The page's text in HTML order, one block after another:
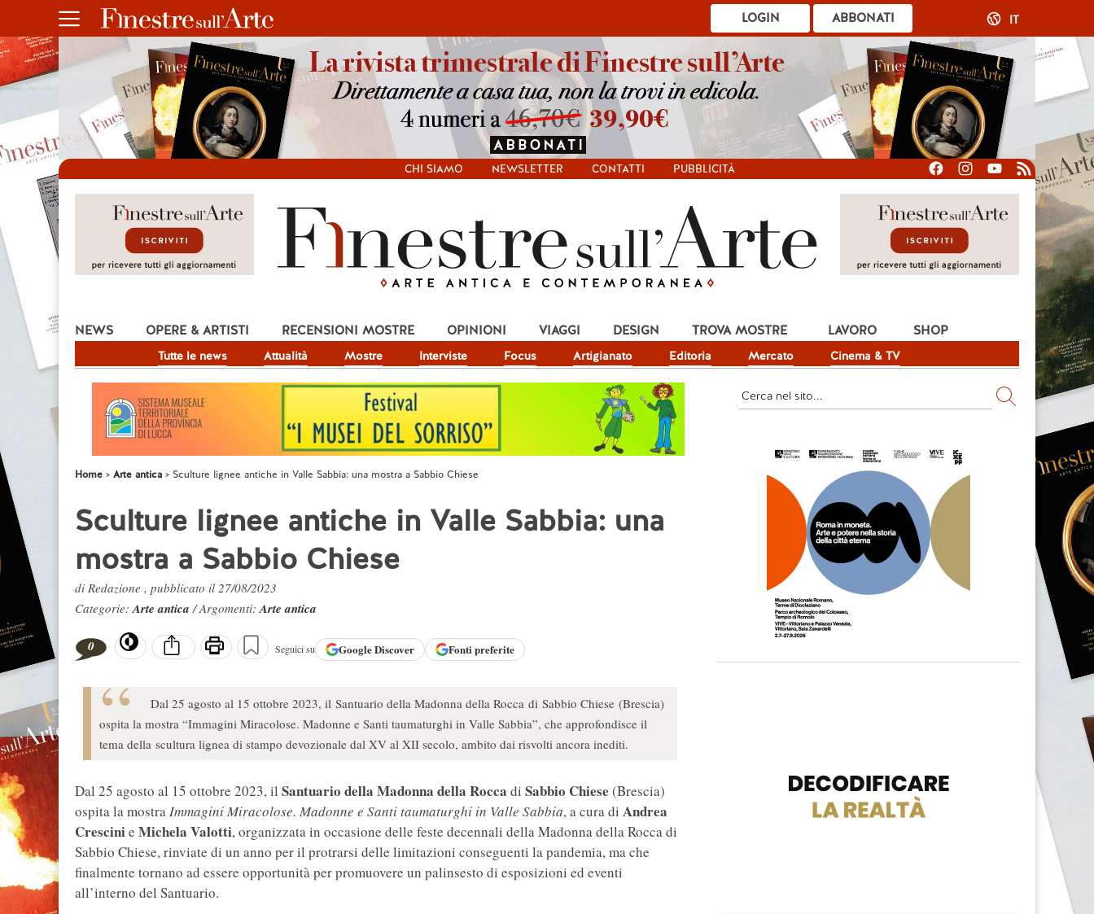
ABBONATI
LOGIN IT
CHI SIAMO NEWSLETTER CONTATTI PUBBLICITÀ
NEWS
Tutte le news Attualità Mostre Interviste Focus Artigianato Editoria Mercato Cinema & TV
OPERE & ARTISTI RECENSIONI MOSTRE OPINIONI VIAGGI DESIGN TROVA MOSTRE LAVORO SHOP
Home Arte antica Sculture lignee antiche in Valle Sabbia: una mostra a Sabbio Chiese
Sculture lignee antiche in Valle Sabbia: una
mostra a Sabbio Chiese
di Redazione , pubblicato il 27/08/2023
Categorie:Arte antica/ Argomenti:Arte antica
0 Seguici su GoogleDiscover Fonti preferite
Dal 25 agosto al 15 ottobre 2023, il Santuario della Madonna della Rocca di Sabbio Chiese (Brescia)
ospita la mostra “Immagini Miracolose. Madonne e Santi taumaturghi in Valle Sabbia”, che approfondisce il
tema della scultura lignea di stampo devozionale dal XV al XII secolo, ambito dai risvolti ancora inediti.
Dal 25 agosto al 15 ottobre 2023, il Santuario della Madonna della Rocca di Sabbio Chiese (Brescia)
ospita la mostraImmagini Miracolose. Madonne e Santi taumaturghi in Valle Sabbia, a cura di Andrea
Crescinie Michela Valotti,organizzata in occasione delle feste decennali della Madonna della Rocca di
Sabbio Chiese, rinviate di un anno per il protrarsi delle limitazioni conseguenti la pandemia, ma che
finalmente tornano ad essere opportunità per promuovere un palinsesto di esposizioni ed eventi
all’interno del Santuario.